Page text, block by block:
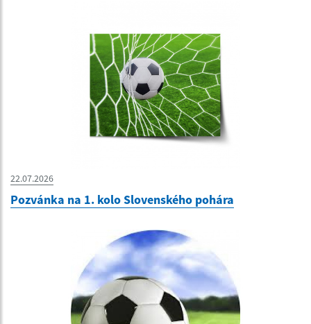
22.07.2026
Pozvánka na 1. kolo Slovenského pohára